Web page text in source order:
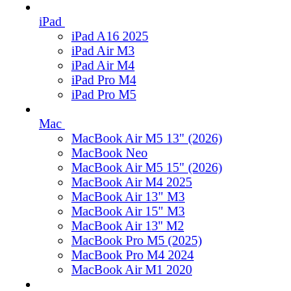
iPad
iPad A16 2025
iPad Air M3
iPad Air M4
iPad Pro M4
iPad Pro M5
Mac
MacBook Air M5 13" (2026)
MacBook Neo
MacBook Air M5 15" (2026)
MacBook Air M4 2025
MacBook Air 13" M3
MacBook Air 15" M3
MacBook Air 13'' M2
MacBook Pro M5 (2025)
MacBook Pro M4 2024
MacBook Air M1 2020